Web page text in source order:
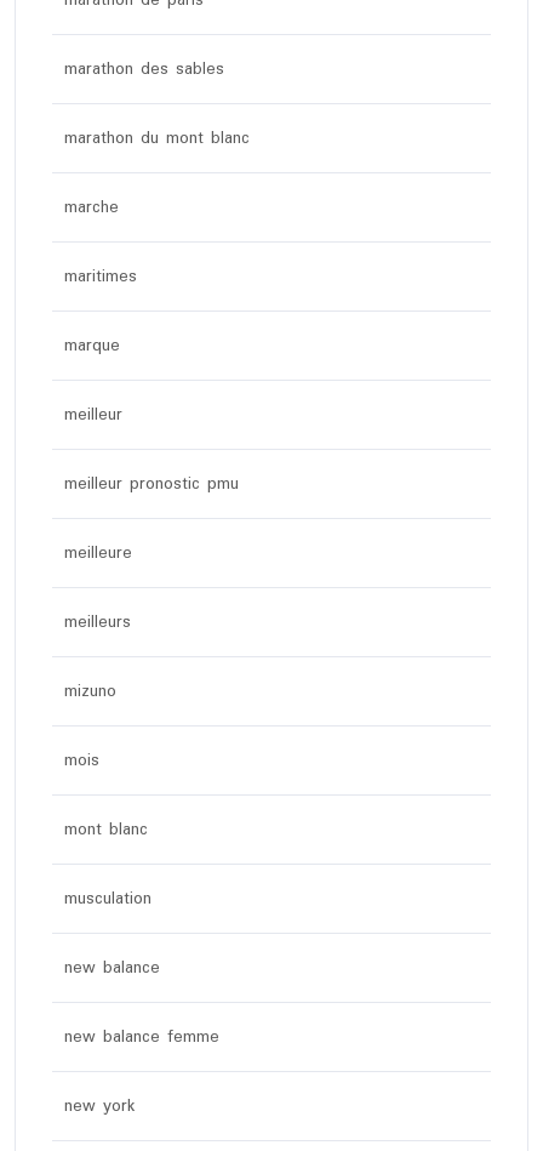
marathon des sables
marathon du mont blanc
marche
maritimes
marque
meilleur
meilleur pronostic pmu
meilleure
meilleurs
mizuno
mois
mont blanc
musculation
new balance
new balance femme
new york